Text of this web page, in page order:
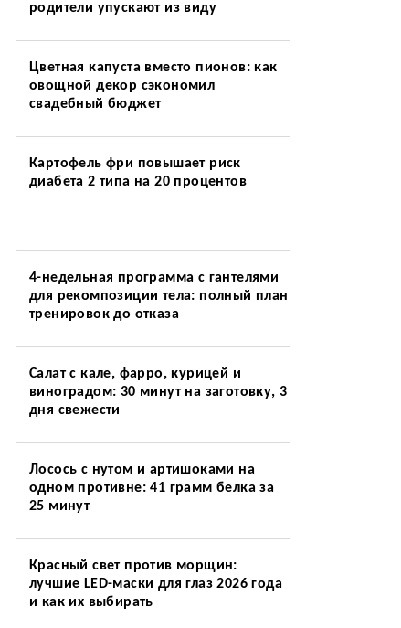
родители упускают из виду
Цветная капуста вместо пионов: как
овощной декор сэкономил
свадебный бюджет
Картофель фри повышает риск
диабета 2 типа на 20 процентов
4-недельная программа с гантелями
для рекомпозиции тела: полный план
тренировок до отказа
Салат с кале, фарро, курицей и
виноградом: 30 минут на заготовку, 3
дня свежести
Лосось с нутом и артишоками на
одном противне: 41 грамм белка за
25 минут
Красный свет против морщин:
лучшие LED-маски для глаз 2026 года
и как их выбирать